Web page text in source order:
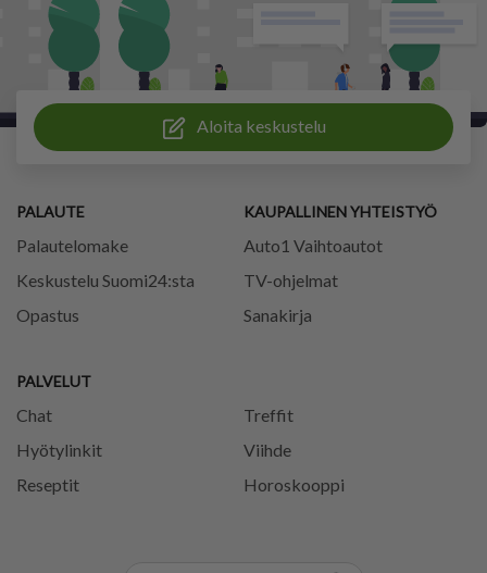
Aloita keskustelu
PALAUTE
Palautelomake
Keskustelu Suomi24:sta
Opastus
PALVELUT
Chat
Treffit
Hyötylinkit
Viihde
Reseptit
Horoskooppi
KAUPALLINEN YHTEISTYÖ
Auto1 Vaihtoautot
TV-ohjelmat
Sanakirja